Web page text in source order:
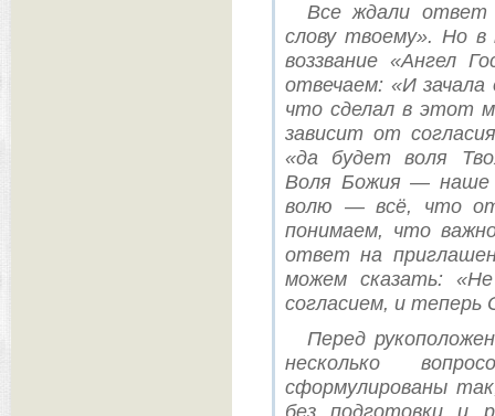
Все ждали
слову твоему». Но в
воззвание «Ангел
отвечаем: «И
что сделал в этот
зависит от
«да будет воля
Воля Божия — наше
волю — всё, что
понимаем, что
ответ на
можем сказать:
согласием, и теперь
Перед
несколько
сформулированы